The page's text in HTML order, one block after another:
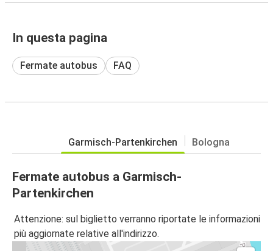
In questa pagina
Fermate autobus FAQ
Garmisch-Partenkirchen Bologna
Fermate autobus a Garmisch-
Partenkirchen
Attenzione: sul biglietto verranno riportate le informazioni
più aggiornate relative all'indirizzo.